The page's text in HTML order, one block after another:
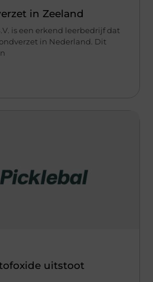
in Zeeland
is een erkend leerbedrijf dat
in Nederland. Dit
uitstoot